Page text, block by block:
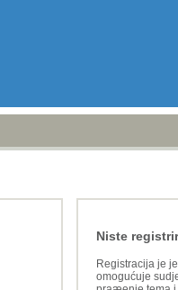
Niste
Registracija je
omogućuje